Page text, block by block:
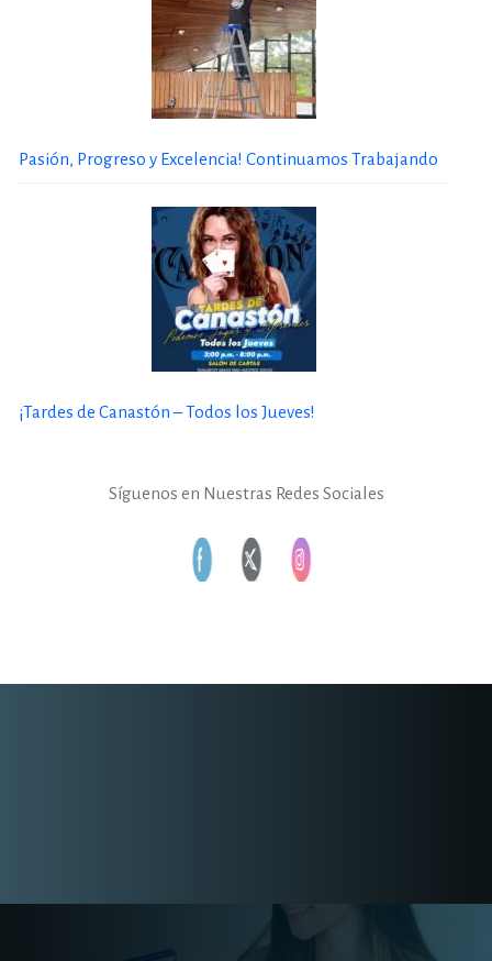
Pasión, Progreso y Excelencia! Continuamos Trabajando
¡Tardes de Canastón – Todos los Jueves!
Síguenos en Nuestras Redes Sociales